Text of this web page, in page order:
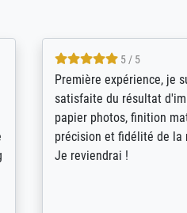
4.8 / 5
Qualité absolument
Extraordinaire diversité
abordés et
demandes (recadrage,
couleurs). Relation